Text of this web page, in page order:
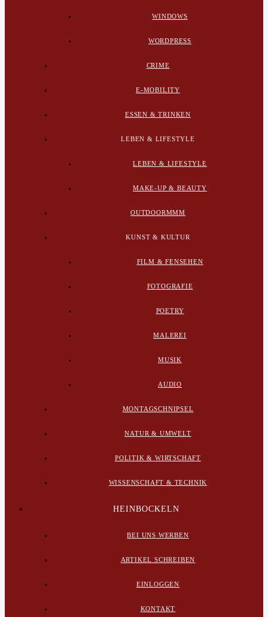
WINDOWS
WORDPRESS
CRIME
E-MOBILITY
ESSEN & TRINKEN
LEBEN & LIFESTYLE
LEBEN & LIFESTYLE
MAKE-UP & BEAUTY
OUTDOORMMM
KUNST & KULTUR
FILM & FENSEHEN
FOTOGRAFIE
POETRY
MALEREI
MUSIK
AUDIO
MONTAGSCHNIPSEL
NATUR & UMWELT
POLITIK & WIRTSCHAFT
WISSENSCHAFT & TECHNIK
HEINBOCKELN
BEI UNS WERBEN
ARTIKEL SCHREIBEN
EINLOGGEN
KONTAKT